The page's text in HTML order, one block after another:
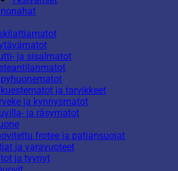
ja sisalmatot
ja tarvikkeet
ja kynnysmatot
ja räsymatot
frotee ja patjansuojat
ja varavuoteet
ja tyynyt